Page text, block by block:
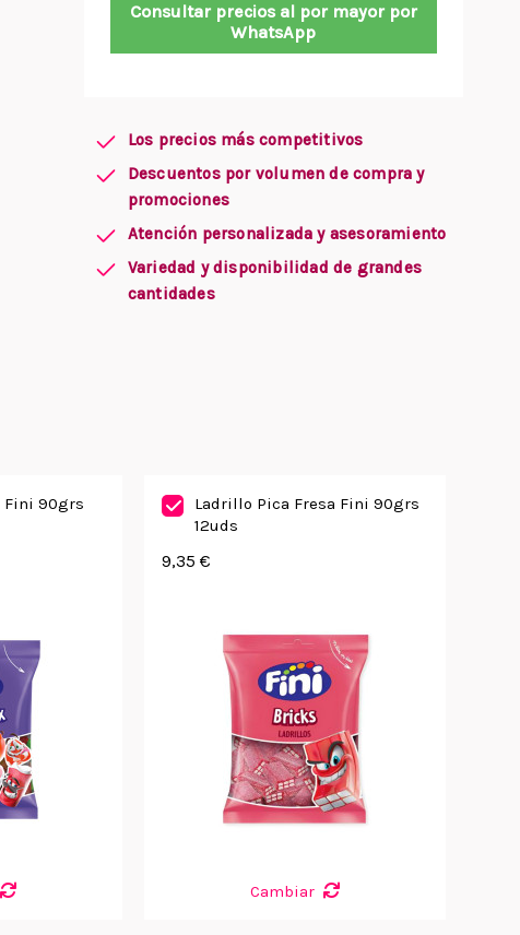
Consultar precios al por mayor por
WhatsApp
Los precios más competitivos
Descuentos por volumen de compra y
promociones
Atención personalizada y asesoramiento
Variedad y disponibilidad de grandes
cantidades
Fini 90grs
Ladrillo Pica Fresa Fini 90grs
12uds
9,35 €
Cambiar